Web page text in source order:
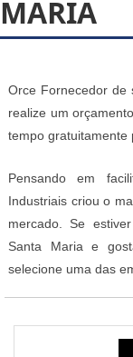
MARIA
Orce Fornecedor de
realize um
tempo gratuitamente
Pensando em
Industriais criou o
mercado. Se
Santa Maria e
selecione uma das